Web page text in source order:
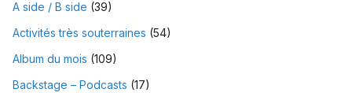
A side / B side (39)
Activités très souterraines (54)
Album du mois (109)
Backstage – Podcasts (17)